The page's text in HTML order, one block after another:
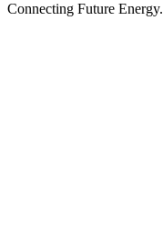
Connecting Future Energy.